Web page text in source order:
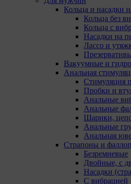
Кольца и насадки
Кольца без
Кольца с
Насадки на
Лассо и
Вакуумные и
Анальная
Стимуляция
Пробки и
Анальные
Анальные
Шарики,
Анальные
Анальная
Страпоны и
Безремневые
Двойные, с
Насадки
С вибрацией
субъекты персональных
отклонить сбор всех или
настройках своего браузера.
При этом, некоторые браузеры
интернет-сайты в режиме
ограничить хранимый на
информации и автоматически
файлы cookie. Кроме того,
данных может удалить ранее
cookie выбрав
Подробнее о параметрах
ознакомиться, перейдя по
ведущим на соответствующие
основных браузеров: